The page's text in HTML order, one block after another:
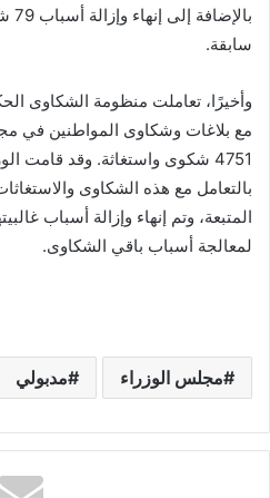
سابقة.
وأخيرًا، تعاملت منظومة الشكاوى
مع بلاغات وشكاوى المواطنين في
4751 شكوى واستغاثة. وقد قامت
بالتعامل مع هذه الشكاوى
المتبعة، وتم إنهاء وإزالة أسباب
لمعالجة أسباب باقي الشكاوى.
مجلس الوزراء مدبولي